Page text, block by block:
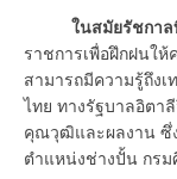
ในสมัยรัชกาล
ราชการเพื่อฝึกฝนใ
สามารถมีความรู้ถึง
ไทย ทางรัฐบาลอิตา
คุณวุฒิและผลงาน ซึ่
ตำแหน่งช่างปั้น กรม